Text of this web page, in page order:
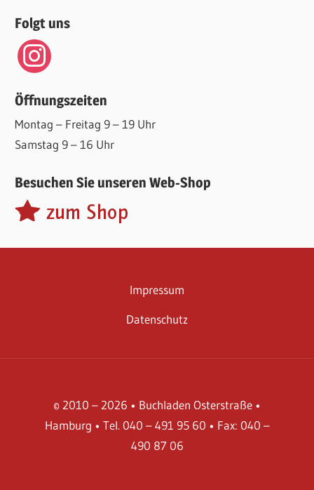
Folgt uns
instagram
Öffnungszeiten
Montag – Freitag 9 – 19 Uhr
Samstag 9 – 16 Uhr
Besuchen Sie unseren Web-Shop
Impressum
Datenschutz
© 2010 – 2026 • Buchladen Osterstraße •
Hamburg • Tel. 040 – 491 95 60 • Fax: 040 –
490 87 06